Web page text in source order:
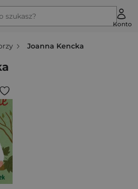
szukasz?
Konto
Joanna Kencka